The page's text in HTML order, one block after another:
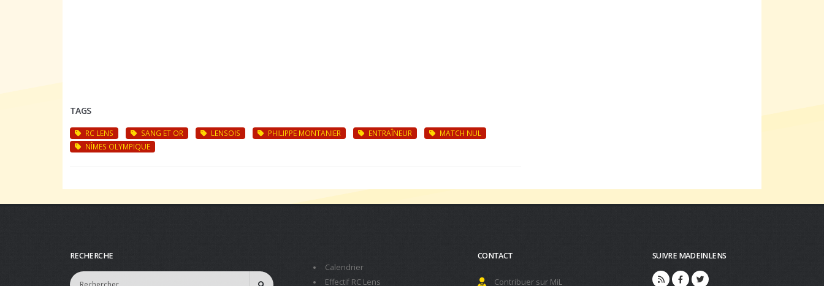
TAGS
RC LENS SANG ET OR LENSOIS PHILIPPE MONTANIER ENTRAÎNEUR
MATCH NUL
NÎMES OLYMPIQUE
RECHERCHE
Calendrier
Effectif RC Lens
CONTACT
Contribuer sur MiL
SUIVRE MADEINLENS